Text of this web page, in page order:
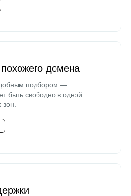
похожего домена
подбором —
быть свободно в одной